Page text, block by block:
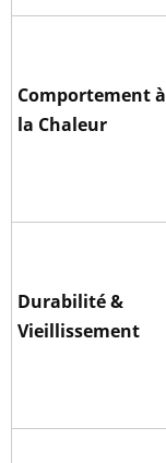
Comportement à
la Chaleur
Durabilité &
Vieillissement